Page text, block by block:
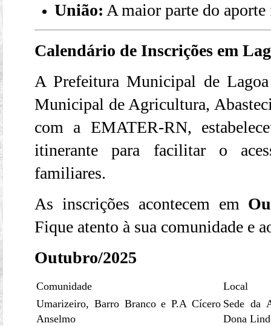
União: A maior parte do
Calendário de Inscrições em
A Prefeitura Municipal de
Municipal de Agricultura,
com a EMATER-RN,
itinerante para facilitar o
familiares.
As inscrições acontecem em
Fique atento à sua comunidade e
Outubro/2025
Comunidade
Local
Umarizeiro, Barro Branco e P.A Cícero
Anselmo
Sede da
Dona